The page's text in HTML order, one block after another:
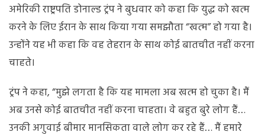
अमेरिकी राष्ट्रपति डोनाल्ड ट्रंप ने बुधवार को कहा कि युद्ध को खत्म
करने के लिए ईरान के साथ किया गया समझौता “खत्म” हो गया है।
उन्होंने यह भी कहा कि वह तेहरान के साथ कोई बातचीत नहीं करना
चाहते।
ट्रंप ने कहा, “मुझे लगता है कि यह मामला अब खत्म हो चुका है। मैं
अब उनसे कोई बातचीत नहीं करना चाहता। वे बहुत बुरे लोग हैं…
उनकी अगुवाई बीमार मानसिकता वाले लोग कर रहे हैं… मैं हमारे